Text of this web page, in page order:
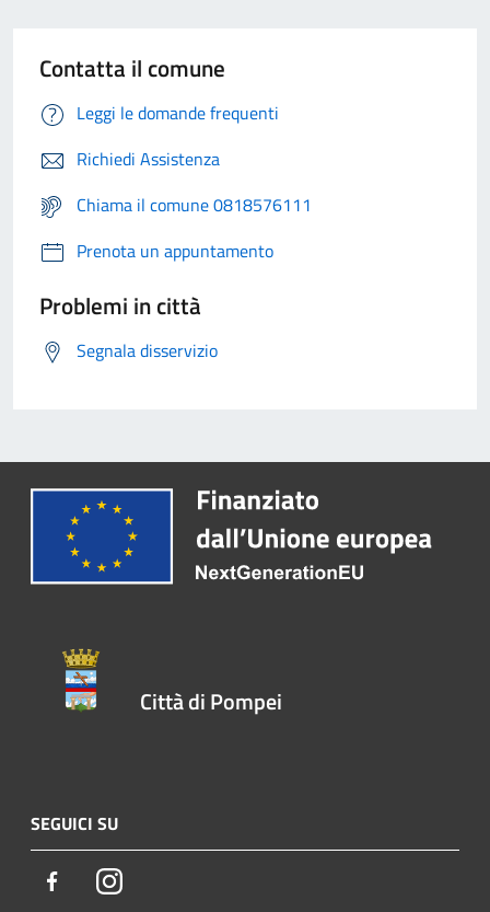
Contatta il comune
Leggi le domande frequenti
Richiedi Assistenza
Chiama il comune 0818576111
Prenota un appuntamento
Problemi in città
Segnala disservizio
Città di Pompei
SEGUICI SU
FacebookInstagram